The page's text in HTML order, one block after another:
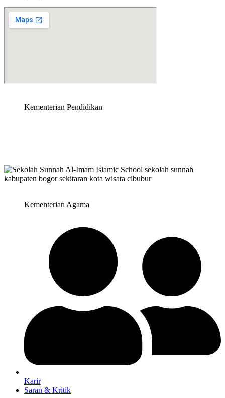
Kementerian Pendidikan
Kementerian Agama
Karir
Saran & Kritik